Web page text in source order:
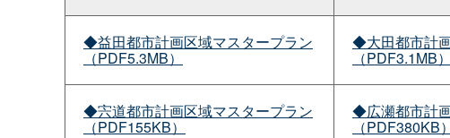
◆益田都市計画区域マスタープラン
（PDF5.3MB）
◆大田都市計
（PDF3.1MB）
◆宍道都市計画区域マスタープラン
（PDF155KB）
◆広瀬都市計
（PDF380KB）